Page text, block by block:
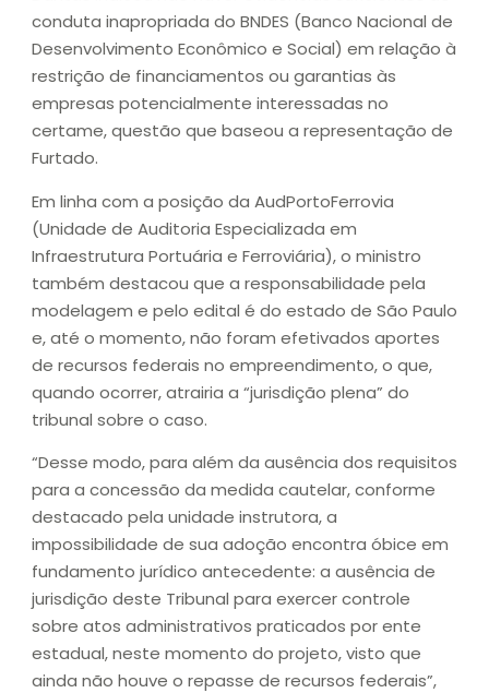
conduta inapropriada do BNDES (Banco Nacional de
Desenvolvimento Econômico e Social) em relação à
restrição de financiamentos ou garantias às
empresas potencialmente interessadas no
certame, questão que baseou a representação de
Furtado.
Em linha com a posição da AudPortoFerrovia
(Unidade de Auditoria Especializada em
Infraestrutura Portuária e Ferroviária), o ministro
também destacou que a responsabilidade pela
modelagem e pelo edital é do estado de São Paulo
e, até o momento, não foram efetivados aportes
de recursos federais no empreendimento, o que,
quando ocorrer, atrairia a “jurisdição plena” do
tribunal sobre o caso.
“Desse modo, para além da ausência dos requisitos
para a concessão da medida cautelar, conforme
destacado pela unidade instrutora, a
impossibilidade de sua adoção encontra óbice em
fundamento jurídico antecedente: a ausência de
jurisdição deste Tribunal para exercer controle
sobre atos administrativos praticados por ente
estadual, neste momento do projeto, visto que
ainda não houve o repasse de recursos federais”,